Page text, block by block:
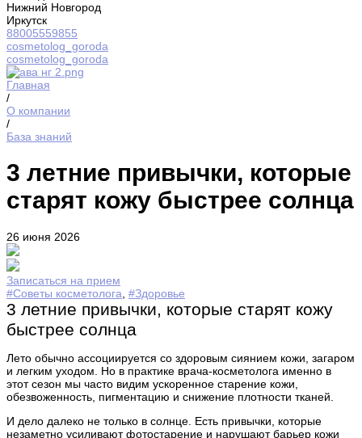
Нижний Новгород
Иркутск
88005559855
cosmetolog_goroda
cosmetolog_goroda
Главная
/
О компании
/
База знаний
3 летние привычки, которые
старят кожу быстрее солнца
26 июня 2026
Записаться на прием
#Советы косметолога #Здоровье
3 летние привычки, которые старят кожу
быстрее солнца
Лето обычно ассоциируется со здоровым сиянием кожи, загаром
и легким уходом. Но в практике врача-косметолога именно в
этот сезон мы часто видим ускоренное старение кожи,
обезвоженность, пигментацию и снижение плотности тканей.
И дело далеко не только в солнце. Есть привычки, которые
незаметно усиливают фотостарение и нарушают барьер кожи